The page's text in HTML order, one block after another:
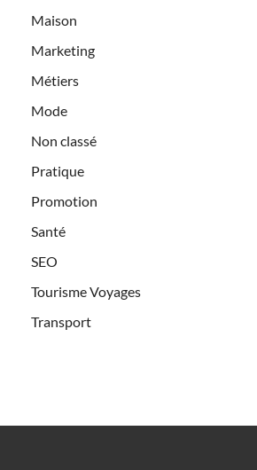
Maison
Marketing
Métiers
Mode
Non classé
Pratique
Promotion
Santé
SEO
Tourisme Voyages
Transport